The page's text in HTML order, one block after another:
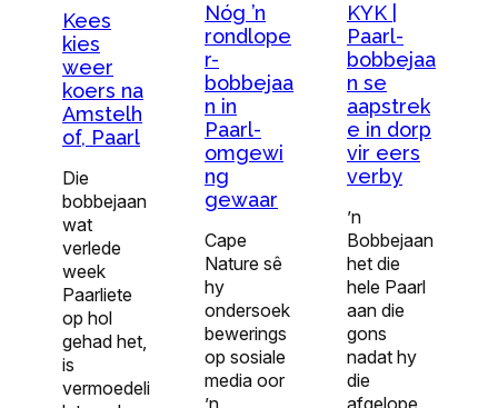
Kees
kies
weer
koers na
Amstelh
of, Paarl
Die
bobbejaan
wat
verlede
week
Paarliete
op hol
gehad het,
is
vermoedeli
Nóg ’n
rondlope
r-
bobbejaa
n in
Paarl-
omgewi
ng
gewaar
Cape
Nature sê
hy
ondersoek
bewerings
op sosiale
media oor
KYK |
Paarl-
bobbejaa
n se
aapstrek
e in dorp
vir eers
verby
’n
Bobbejaan
het die
hele Paarl
aan die
gons
nadat hy
die